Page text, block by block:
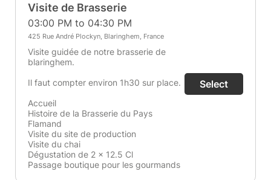
Visite de Brasserie
03:00 PM to 04:30 PM
425 Rue André Plockyn, Blaringhem, France
Visite guidée de notre brasserie de
blaringhem.
Il faut compter environ 1h30 sur place.
Accueil
Histoire de la Brasserie du Pays
Flamand
Visite du site de production
Visite du chai
Dégustation de 2 x 12.5 Cl
Passage boutique pour les gourmands
Select